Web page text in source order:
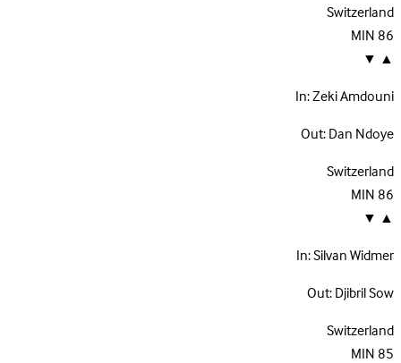
Switzerland
86
MIN
▲
▼
In:Zeki Amdouni
Out:Dan Ndoye
Switzerland
86
MIN
▲
▼
In:Silvan Widmer
Out:Djibril Sow
Switzerland
85
MIN